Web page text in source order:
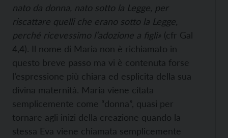
nato da donna, nato sotto la Legge, per
riscattare quelli che erano sotto la Legge,
perché ricevessimo l’adozione a figli» (cfr Gal
4,4). Il nome di Maria non è richiamato in
questo breve passo ma vi è contenuta forse
l’espressione più chiara ed esplicita della sua
divina maternità. Maria viene citata
semplicemente come “donna”, quasi per
tornare agli inizi della creazione quando la
stessa Eva viene chiamata semplicemente